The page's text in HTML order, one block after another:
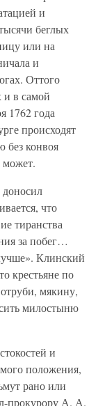
и
беглых
или на
и
Оттого
и в самой
1762 года
происходят
без конвоя
может.
что
тиранства
за побег…
Клинский
крестьяне по
мякину,
милостыню
и
положения,
рано или
прокурору А. А.